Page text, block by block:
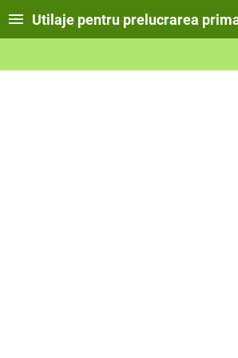
Utilaje pentru prelucrarea